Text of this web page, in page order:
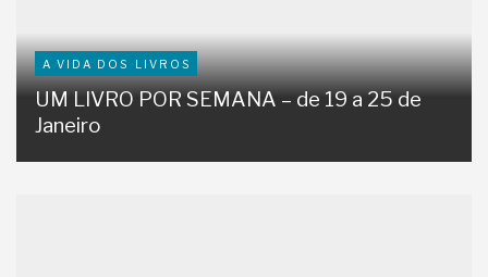
A VIDA DOS LIVROS
UM LIVRO POR SEMANA – de 19 a 25 de
Janeiro